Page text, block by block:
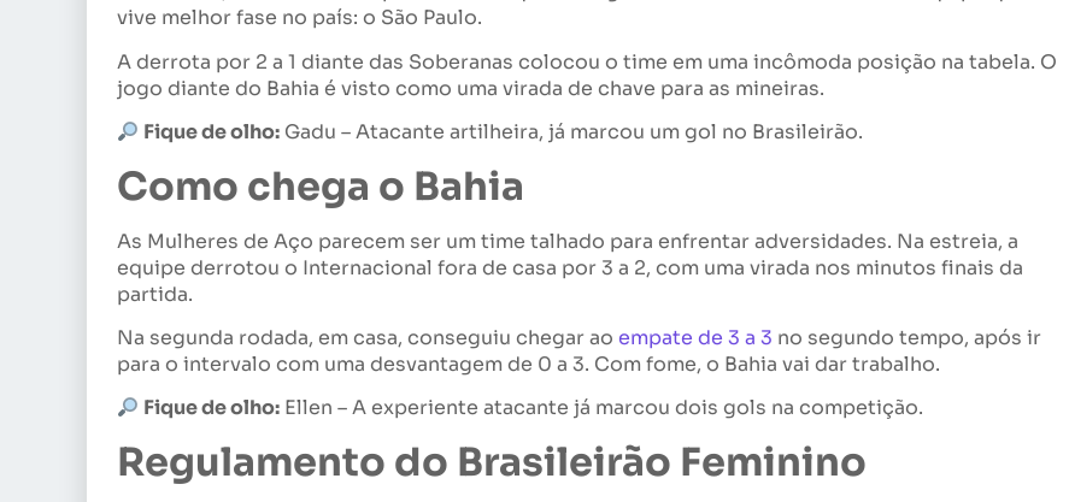
vive melhor fase no país: o São Paulo.
A derrota por 2 a 1 diante das Soberanas colocou o time em uma incômoda posição na tabela. O
jogo diante do Bahia é visto como uma virada de chave para as mineiras.
Fique de olho: Gadu – Atacante artilheira, já marcou um gol no Brasileirão.
Como chega o Bahia
As Mulheres de Aço parecem ser um time talhado para enfrentar adversidades. Na estreia, a
equipe derrotou o Internacional fora de casa por 3 a 2, com uma virada nos minutos finais da
partida.
Na segunda rodada, em casa, conseguiu chegar ao empate de 3 a 3 no segundo tempo, após ir
para o intervalo com uma desvantagem de 0 a 3. Com fome, o Bahia vai dar trabalho.
Fique de olho: Ellen – A experiente atacante já marcou dois gols na competição.
Regulamento do Brasileirão Feminino